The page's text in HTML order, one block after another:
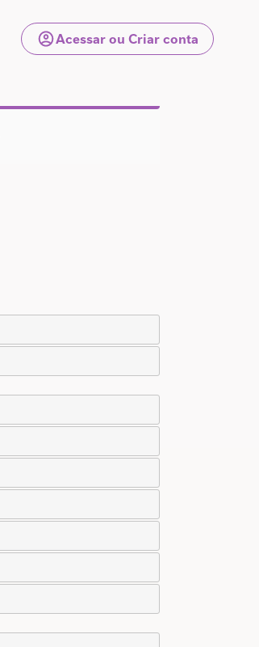
Menu de conta de
Acessar ou Criar conta